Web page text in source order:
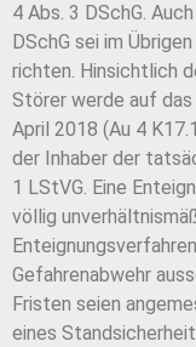
4 Abs. 3 DSchG.
DSchG sei im
richten. Hinsichtlich
Störer werde auf
April 2018 (Au 4
der Inhaber der
1 LStVG. Eine
völlig
Gefahrenabwehr
Fristen seien
eines